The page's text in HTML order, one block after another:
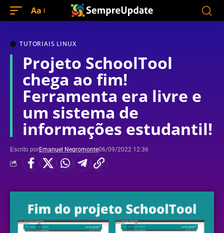
Aa
TUTORIAIS LINUX
Projeto SchoolTool
chega ao fim!
Ferramenta era livre e
um sistema de
informações estudantil!
Escrito porEmanuel Negromonte06/09/2022 12:36